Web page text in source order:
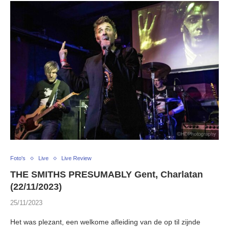
Foto's Live Live Review
THE SMITHS PRESUMABLY Gent, Charlatan
(22/11/2023)
25/11/2023
Het was plezant, een welkome afleiding van de op til zijnde